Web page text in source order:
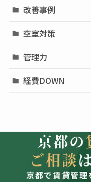
改善事例
空室対策
管理力
経費DOWN
京都の
ご相談
京都で賃貸管理